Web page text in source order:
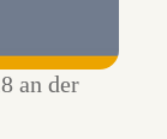
an der